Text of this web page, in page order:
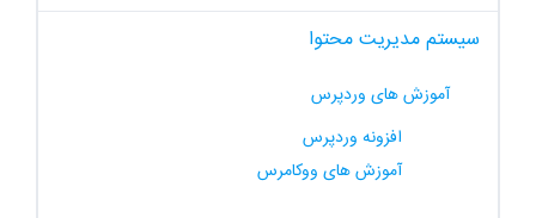
سیستم مدیریت محتوا
آموزش های وردپرس
افزونه وردپرس
آموزش های ووکامرس